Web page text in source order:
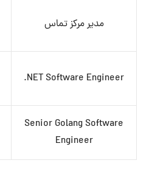
مدیر مرکز تماس
NET Software Engineer.
Senior Golang Software
Engineer